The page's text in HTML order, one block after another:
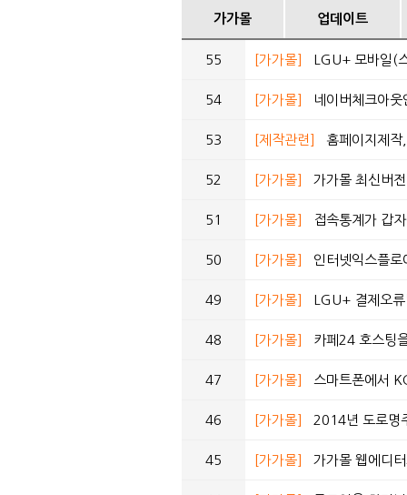
가가몰 업데이트
55 [가가몰] LGU+ 모바일(
54 [가가몰] 네이버체크아
53 [제작관련] 홈페이지제
52 [가가몰] 가가몰 최신버
51 [가가몰] 접속통계가 갑
50 [가가몰] 인터넷익스플
49 [가가몰] LGU+ 결제오
48 [가가몰] 카페24 호스팅
47 [가가몰] 스마트폰에서
46 [가가몰] 2014년 도로명
45 [가가몰] 가가몰 웹에디